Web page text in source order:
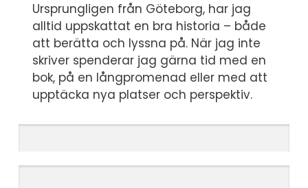
Ursprungligen från Göteborg, har jag
alltid uppskattat en bra historia – både
att berätta och lyssna på. När jag inte
skriver spenderar jag gärna tid med en
bok, på en långpromenad eller med att
upptäcka nya platser och perspektiv.